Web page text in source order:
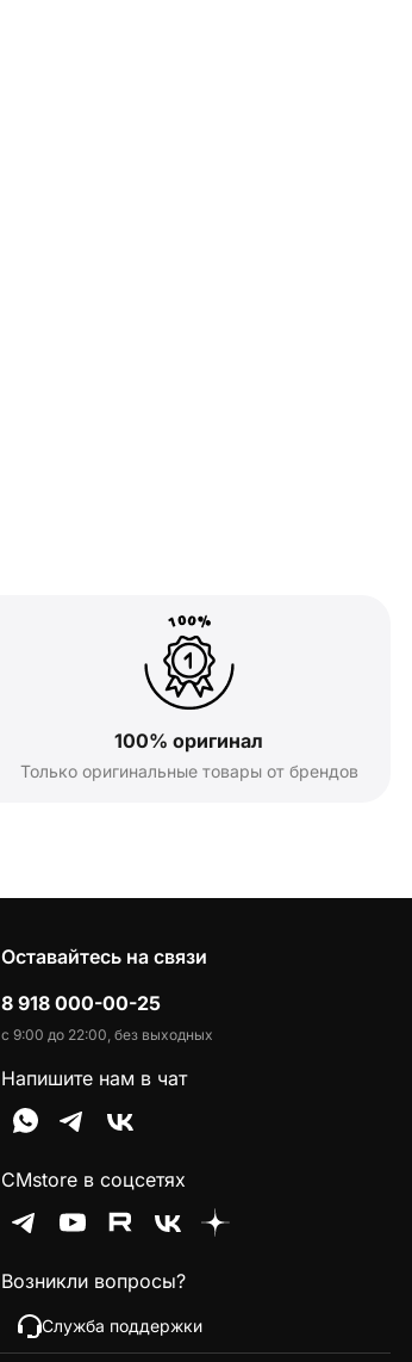
100% оригинал
Только оригинальные товары от брендов
Оставайтесь на связи
8 918 000-00-25
с 9:00 до 22:00, без выходных
Напишите нам в чат
CMstore в соцсетях
Возникли вопросы?
Служба поддержки